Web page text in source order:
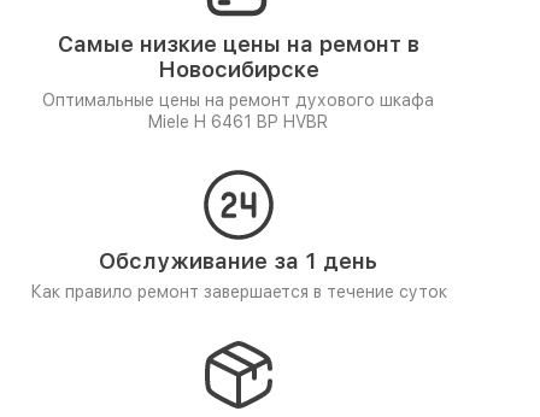
Самые низкие цены на ремонт в
Новосибирске
Оптимальные цены на ремонт духового шкафа
Miele H 6461 BP HVBR
Обслуживание за 1 день
Как правило ремонт завершается в течение суток